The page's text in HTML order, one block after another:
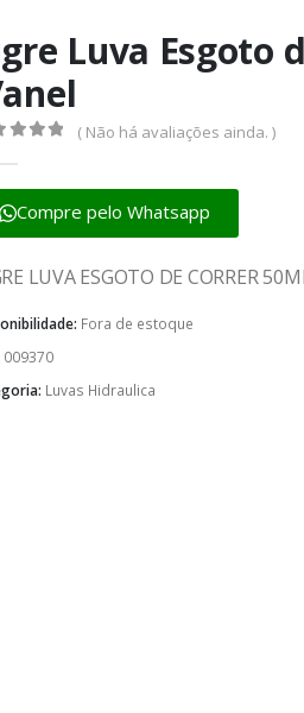
Luva Esgoto
( Não há avaliações ainda. )
Compre pelo Whatsapp
LUVA ESGOTO DE CORRER
Fora de estoque
009370
Luvas Hidraulica